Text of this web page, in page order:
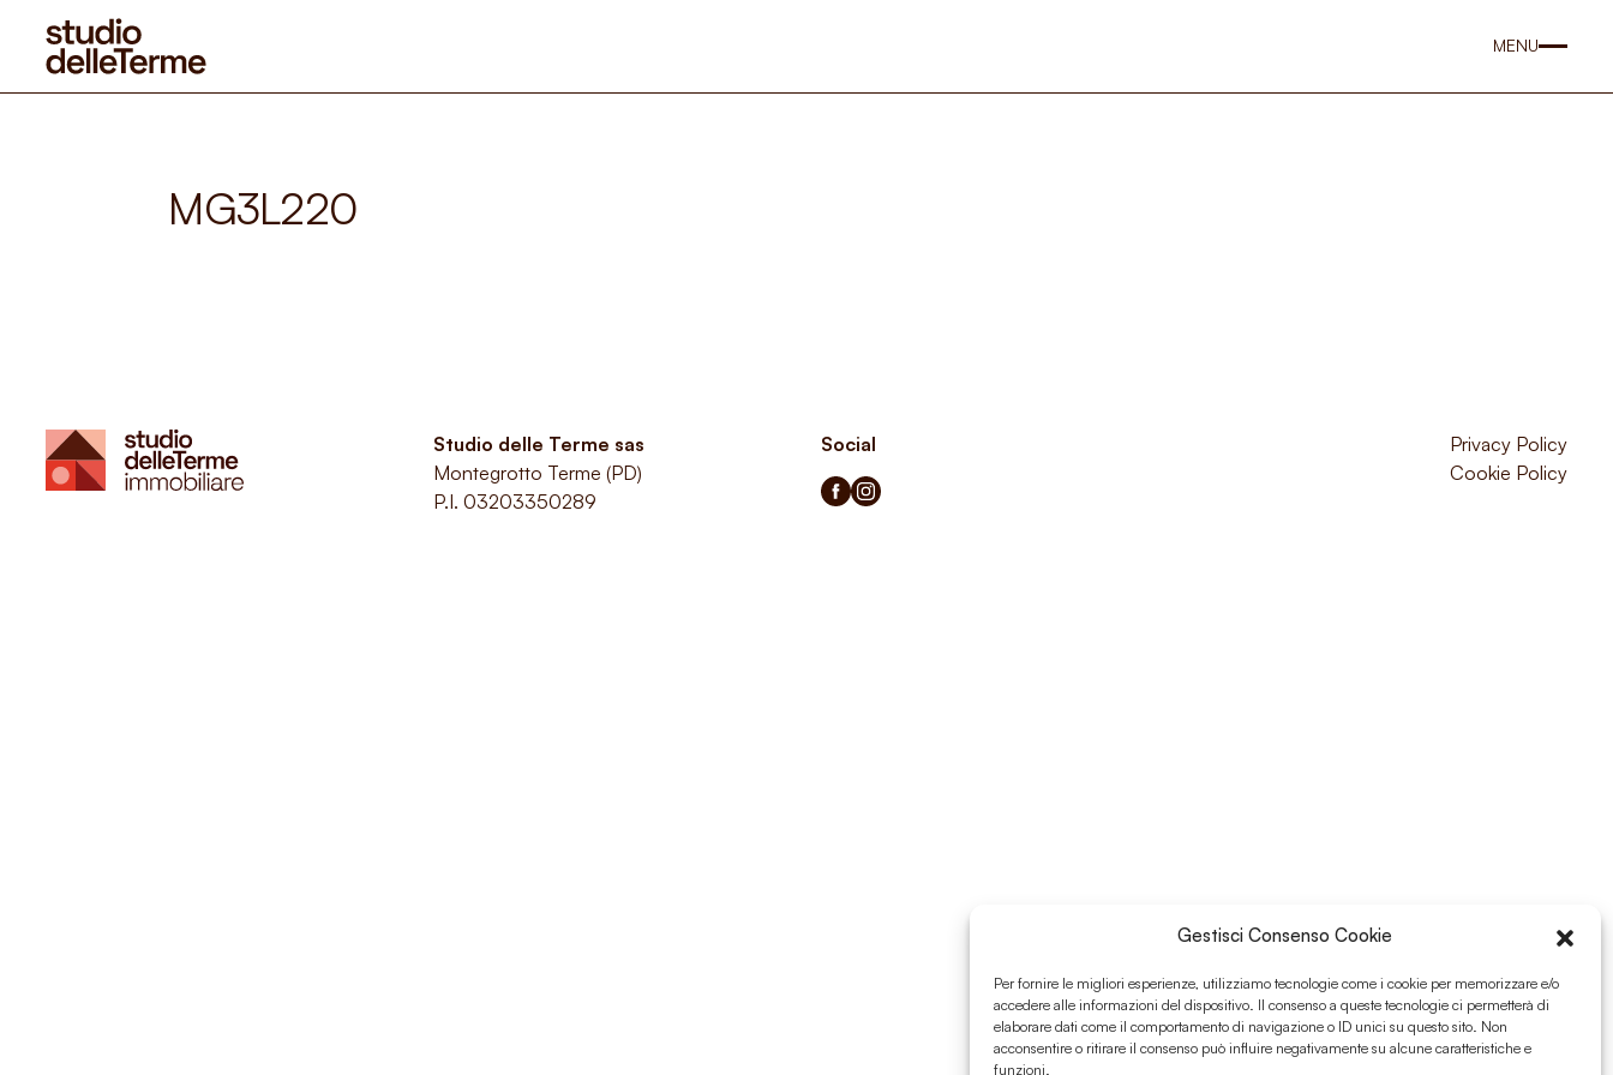
Gestisci Consenso Cookie
Per fornire le migliori esperienze, utilizziamo tecnologie come i cookie per memorizzare e/o
accedere alle informazioni del dispositivo. Il consenso a queste tecnologie ci permetterà di
elaborare dati come il comportamento di navigazione o ID unici su questo sito. Non
acconsentire o ritirare il consenso può influire negativamente su alcune caratteristiche e
funzioni.
MENU
MG3L220
Studio delle Terme sas
Montegrotto Terme (PD)
P.I. 03203350289
Social
Privacy Policy
Cookie Policy